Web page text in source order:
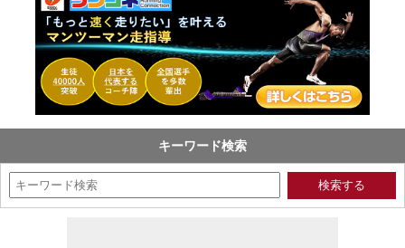
キーワード検索